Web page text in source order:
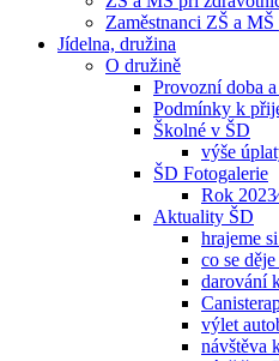
Zaměstnanci ZŠ a
Jídelna, družina
O družině
Provozní doba
Podmínky k
Školné v ŠD
výše
ŠD Fotogalerie
Rok
Aktuality ŠD
hrajeme
co se
darování
výlet
návštěva